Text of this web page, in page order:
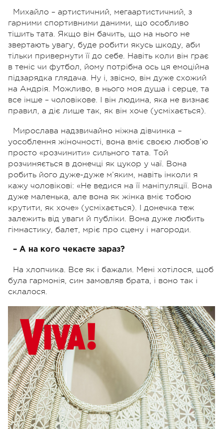
Михайло – артистичний, мегаартистичний, з
гарними спортивними даними, що особливо
тішить тата. Якщо він бачить, що на нього не
звертають увагу, буде робити якусь шкоду, аби
тільки привернути її до себе. Навіть коли він грає
в теніс чи футбол, йому потрібна ось ця емоційна
підзарядка глядача. Ну і, звісно, він дуже схожий
на Андрія. Можливо, в нього моя душа і серце, та
все інше – чоловікове. І він людина, яка не визнає
правил, а діє лише так, як він хоче (усміхається).
Мирослава надзвичайно ніжна дівчинка –
уособлення жіночності, вона вміє своєю любов’ю
просто «розчинити» сильного тата. Той
розчиняється в донечці як цукор у чаї. Вона
робить його дуже-дуже м’яким, навіть інколи я
кажу чоловікові: «Не ведися на її маніпуляції. Вона
дуже маленька, але вона як жінка вміє тобою
крутити, як хоче» (усміхається). І донечка теж
залежить від уваги й публіки. Вона дуже любить
гімнастику, балет, мріє про сцену і нагороди.
– А на кого чекаєте зараз?
На хлопчика. Все як і бажали. Мені хотілося, щоб
була гармонія, син замовляв брата, і воно так і
склалося.